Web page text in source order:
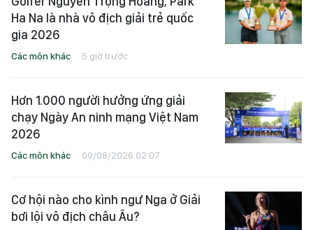
Ha Na là nhà vô địch giải trẻ quốc
gia 2026
Các môn khác 5 giờ trước
Hơn 1.000 người hưởng ứng giải
chạy Ngày An ninh mạng Việt Nam
2026
Các môn khác 09/08/2026 02:07
Cơ hội nào cho kình ngư Nga ở Giải
bơi lội vô địch châu Âu?